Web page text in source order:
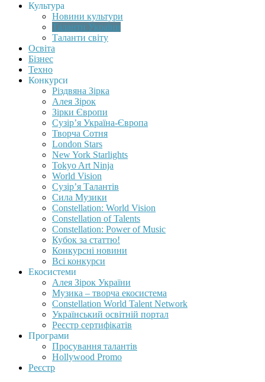
Культура
Новини культури
Таланти України
Таланти світу
Освіта
Бізнес
Техно
Конкурси
Різдвяна Зірка
Алея Зірок
Зірки Європи
Сузір’я Україна-Європа
Творча Сотня
London Stars
New York Starlights
Tokyo Art Ninja
World Vision
Сузір’я Талантів
Сила Музики
Constellation: World Vision
Constellation of Talents
Constellation: Power of Music
Кубок за статтю!
Конкурсні новини
Всі конкурси
Екосистеми
Алея Зірок України
Музика – творча екосистема
Constellation World Talent Network
Український освітній портал
Реєстр сертифікатів
Програми
Просування талантів
Hollywood Promo
Реєстр